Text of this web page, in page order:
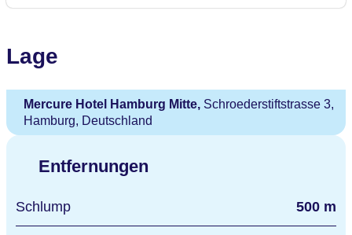
Lage
Mercure Hotel Hamburg Mitte, Schroederstiftstrasse 3,
Hamburg, Deutschland
Entfernungen
Schlump 500 m